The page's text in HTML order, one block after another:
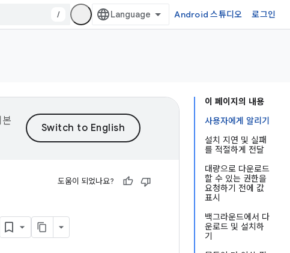
/ Android 스튜디오 로그인
이 페이지의 내용
사용자에게 알리기
설치 지연 및 실패
를 적절하게 전달
대량으로 다운로드
할 수 있는 권한을
요청하기 전에 값
표시
백그라운드에서 다
운로드 및 설치하
기
도움이 되었나요?